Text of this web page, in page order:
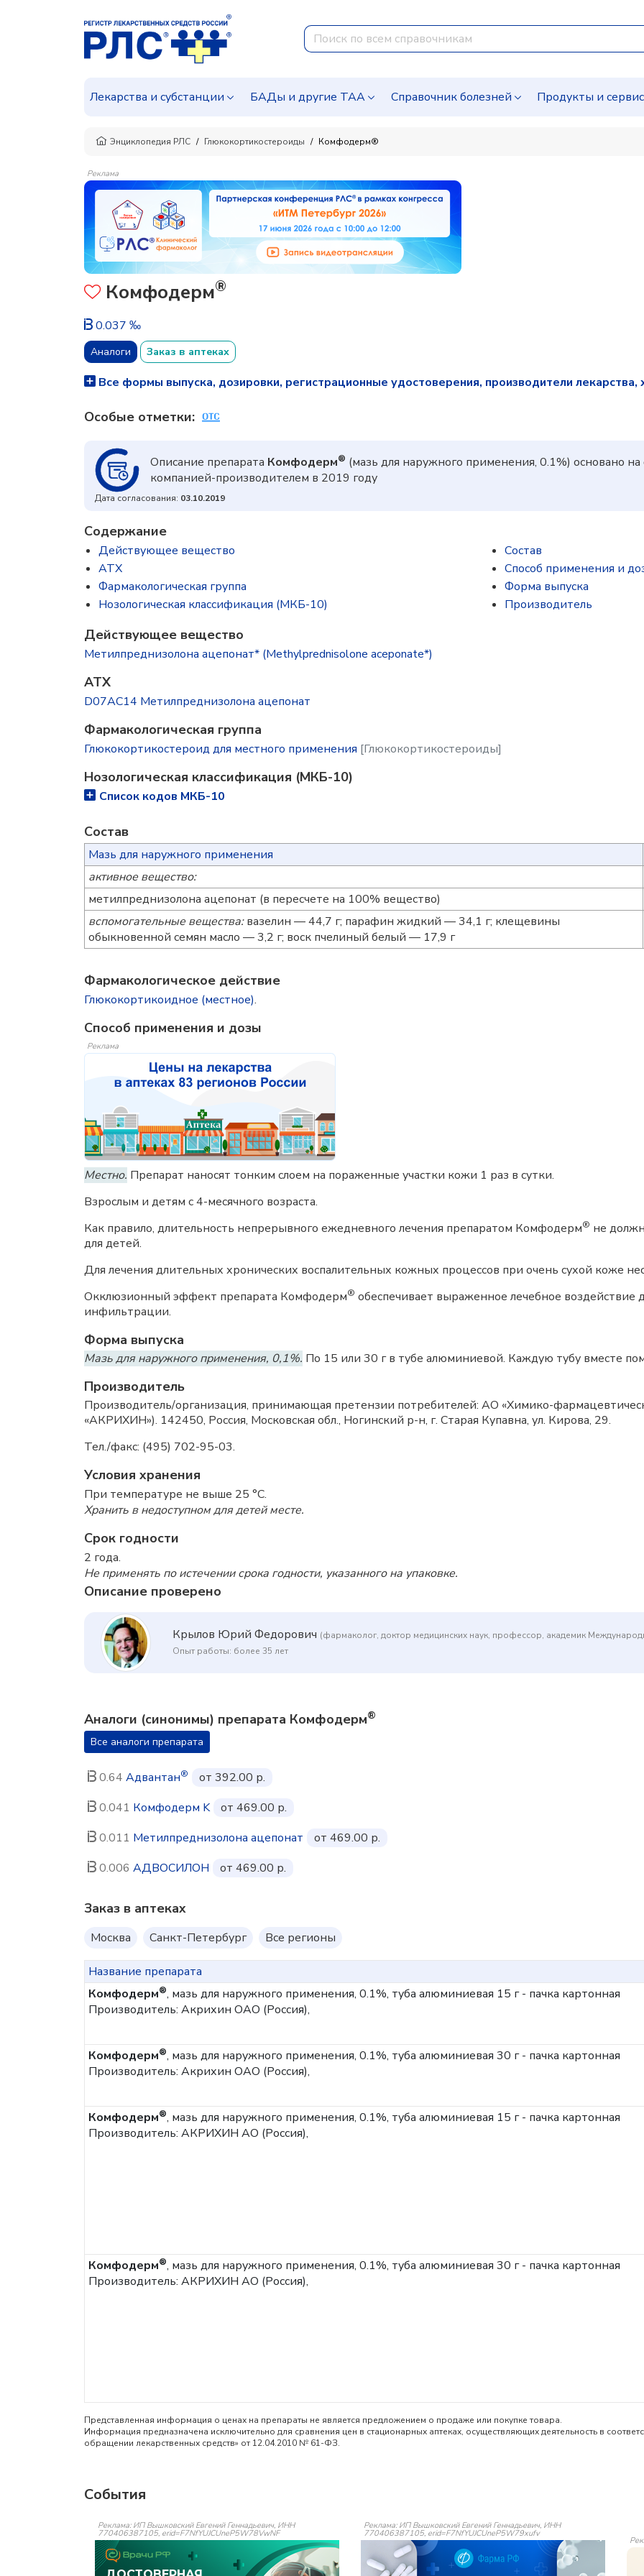
Лекарства и субстанции БАДы и другие ТАА Справочник болезней Продукты и
Энциклопедия РЛС Глюкокортикостероиды Комфодерм®
Реклама
Комфодерм®
0.037 ‰
Аналоги Заказ в аптеках
Все формы выпуска, дозировки, регистрационные удостоверения, производители лекарства,
Особые отметки:
Описание препарата Комфодерм® (мазь для наружного применения, 0.1%) основано
компанией-производителем в 2019 году
Дата согласования: 03.10.2019
Содержание
Действующее вещество
ATX
Фармакологическая группа
Нозологическая классификация (МКБ-10)
Состав
Способ применения и
Форма выпуска
Производитель
Действующее вещество
Метилпреднизолона ацепонат* (Methylprednisolone aceponate*)
ATX
D07AC14 Метилпреднизолона ацепонат
Фармакологическая группа
Глюкокортикостероид для местного применения [Глюкокортикостероиды]
Нозологическая классификация (МКБ-10)
Список кодов МКБ-10
Состав
Мазь для наружного применения
активное вещество:
метилпреднизолона ацепонат (в пересчете на 100% вещество)
вспомогательные вещества:вазелин — 44,7 г; парафин жидкий — 34,1 г; клещевины
обыкновенной семян масло — 3,2 г; воск пчелиный белый — 17,9 г
Фармакологическое действие
Глюкокортикоидное (местное).
Способ применения и дозы
Реклама
Местно. Препарат наносят тонким слоем на пораженные участки кожи 1 раз в сутки.
Взрослым и детям с 4-месячного возраста.
Как правило, длительность непрерывного ежедневного лечения препаратом Комфодерм® не
для детей.
Для лечения длительных хронических воспалительных кожных процессов при очень сухой коже
Окклюзионный эффект препарата Комфодерм® обеспечивает выраженное лечебное
инфильтрации.
Форма выпуска
Мазь для наружного применения, 0,1%. По 15 или 30 г в тубе алюминиевой. Каждую тубу вместе
Производитель
Производитель/организация, принимающая претензии потребителей: АО «Химико-
«АКРИХИН»). 142450, Россия, Московская обл., Ногинский р-н, г. Старая Купавна, ул. Кирова, 29.
Тел./факс: (495) 702-95-03.
Условия хранения
При температуре не выше 25 °C.
Хранить в недоступном для детей месте.
Срок годности
2 года.
Не применять по истечении срока годности, указанного на упаковке.
Описание проверено
Крылов Юрий Федорович (фармаколог, доктор медицинских наук, профессор, академик
Опыт работы: более 35 лет
Аналоги (синонимы) препарата Комфодерм®
Все аналоги препарата
0.64 Адвантан®
от 392.00 р.
0.041 Комфодерм K
от 469.00 р.
0.011 Метилпреднизолона ацепонат
от 469.00 р.
0.006 АДВОСИЛОН от 469.00 р.
Заказ в аптеках
Москва Санкт-Петербург Все регионы
Название препарата
Комфодерм®, мазь для наружного применения, 0.1%, туба алюминиевая 15 г - пачка картонная
Производитель: Акрихин ОАО (Россия),
Комфодерм®, мазь для наружного применения, 0.1%, туба алюминиевая 30 г - пачка картонная
Производитель: Акрихин ОАО (Россия),
Комфодерм®, мазь для наружного применения, 0.1%, туба алюминиевая 15 г - пачка картонная
Производитель: АКРИХИН АО (Россия),
Комфодерм®, мазь для наружного применения, 0.1%, туба алюминиевая 30 г - пачка картонная
Производитель: АКРИХИН АО (Россия),
Представленная информация о ценах на препараты не является предложением о продаже или покупке товара.
Информация предназначена исключительно для сравнения цен в стационарных аптеках, осуществляющих деятельность в
обращении лекарственных средств» от 12.04.2010 № 61-ФЗ.
События
Реклама: ИП Вышковский Евгений Геннадьевич, ИНН
770406387105, erid=F7NfYUJCUneP5W78VwNF
Реклама: ИП Вышковский Евгений Геннадьевич, ИНН
770406387105, erid=F7NfYUJCUneP5W79xufv